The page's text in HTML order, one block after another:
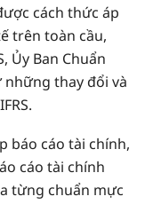
cách thức áp
trên toàn cầu,
Ủy Ban Chuẩn
những thay đổi và
báo cáo tài chính,
cáo tài chính
từng chuẩn mực